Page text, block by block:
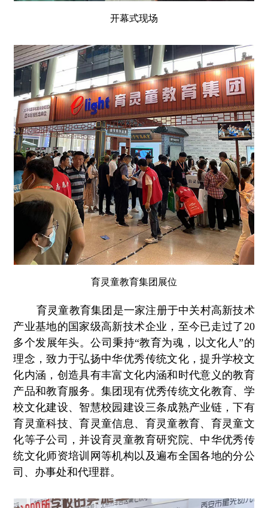
开幕式现场
育灵童教育集团展位
育灵童教育集团是一家注册于中关村高新技术
产业基地的国家级高新技术企业，至今已走过了20
多个发展年头。公司秉持“教育为魂，以文化人”的
理念，致力于弘扬中华优秀传统文化，提升学校文
化内涵，创造具有丰富文化内涵和时代意义的教育
产品和教育服务。集团现有优秀传统文化教育、学
校文化建设、智慧校园建设三条成熟产业链，下有
育灵童科技、育灵童信息、育灵童教育、育灵童文
化等子公司，并设育灵童教育研究院、中华优秀传
统文化师资培训网等机构以及遍布全国各地的分公
司、办事处和代理群。